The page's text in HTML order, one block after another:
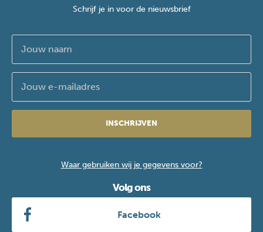
Schrijf je in voor de nieuwsbrief
INSCHRIJVEN
Waar gebruiken wij je gegevens voor?
Volg ons
Facebook